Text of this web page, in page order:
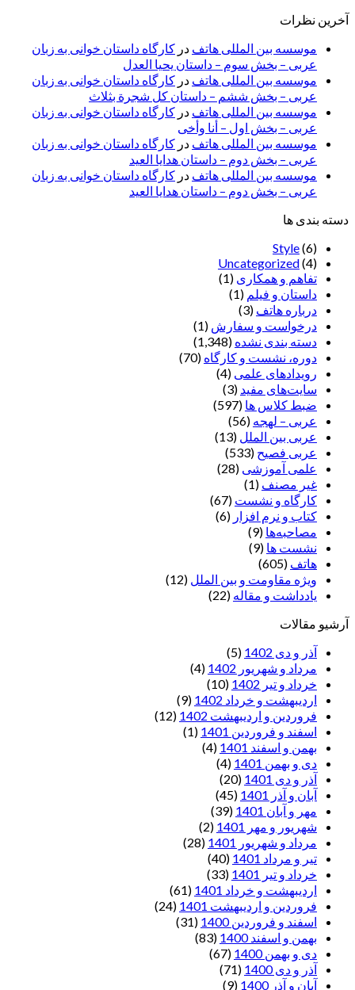
آخرین نظرات
موسسه بین المللی هاتف در کارگاه داستان خوانی به زبان
عربی – بخش سوم – داستان یحیا العدل
موسسه بین المللی هاتف در کارگاه داستان خوانی به زبان
عربی – بخش ششم – داستان کل شجرة بثلاث
موسسه بین المللی هاتف در کارگاه داستان خوانی به زبان
عربی – بخش اول – أنا وأخی
موسسه بین المللی هاتف در کارگاه داستان خوانی به زبان
عربی – بخش دوم – داستان هدایا العید
موسسه بین المللی هاتف در کارگاه داستان خوانی به زبان
عربی – بخش دوم – داستان هدایا العید
دسته بندی ها
Style(6)
Uncategorized(4)
تفاهم و همکاری (1)
داستان و فیلم (1)
درباره هاتف (3)
درخواست و سفارش (1)
دسته بندی نشده (1,348)
دوره، نشست و کارگاه (70)
رویدادهای علمی (4)
سایت‌های مفید (3)
ضبط کلاس ها (597)
عربی – لهجه (56)
عربی بین الملل (13)
عربی فصیح (533)
علمی آموزشی (28)
غير مصنف (1)
کارگاه و نشست (67)
کتاب و نرم افزار (6)
مصاحبه‌ها (9)
نشست ها (9)
هاتف (605)
ویژه مقاومت و بین الملل (12)
یادداشت‌ و مقاله (22)
آرشیو مقالات
آذر و دی 1402
(5)
مرداد و شهریور 1402
(4)
خرداد و تیر 1402
(10)
اردیبهشت و خرداد 1402
(9)
فروردین و اردیبهشت 1402
(12)
اسفند و فروردین 1401
(1)
بهمن و اسفند 1401
(4)
دی و بهمن 1401
(4)
آذر و دی 1401
(20)
آبان و آذر 1401
(45)
مهر و آبان 1401
(39)
شهریور و مهر 1401
(2)
مرداد و شهریور 1401
(28)
تیر و مرداد 1401
(40)
خرداد و تیر 1401
(33)
اردیبهشت و خرداد 1401
(61)
فروردین و اردیبهشت 1401
(24)
اسفند و فروردین 1400
(31)
بهمن و اسفند 1400
(83)
دی و بهمن 1400
(67)
آذر و دی 1400
(71)
آبان و آذر 1400
(9)